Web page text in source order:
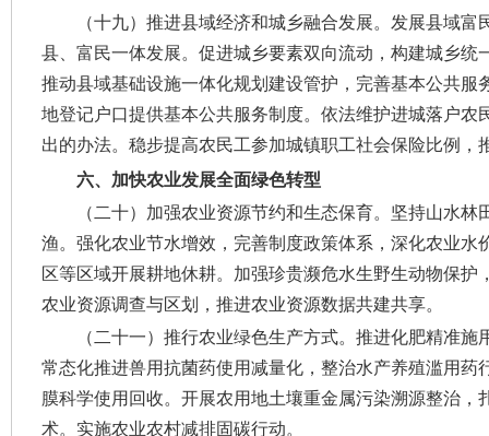
（十九）推进县域经济和城乡融合发展。 发展县域富
县、富民一体发展。促进城乡要素双向流动，构建城乡
推动县域基础设施一体化规划建设管护，完善基本公共
地登记户口提供基本公共服务制度。依法维护进城落户
出的办法。稳步提高农民工参加城镇职工社会保险比例
六、加快农业发展全面绿色转型
（二十）加强农业资源节约和生态保育。 坚持山水林
渔。强化农业节水增效，完善制度政策体系，深化农业
区等区域开展耕地休耕。加强珍贵濒危水生野生动物保
农业资源调查与区划，推进农业资源数据共建共享。
（二十一）推行农业绿色生产方式。 推进化肥精准施
常态化推进兽用抗菌药使用减量化，整治水产养殖滥用
膜科学使用回收。开展农用地土壤重金属污染溯源整治
术。实施农业农村减排固碳行动。